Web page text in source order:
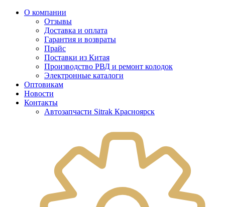
О компании
Отзывы
Доставка и оплата
Гарантия и возвраты
Прайс
Поставки из Китая
Производство РВД и ремонт колодок
Электронные каталоги
Оптовикам
Новости
Контакты
Автозапчасти Sitrak Красноярск